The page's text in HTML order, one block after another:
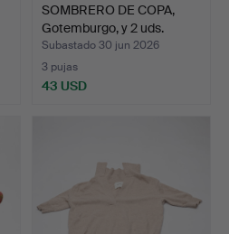
SOMBRERO DE COPA,
Gotemburgo, y 2 uds.
SOM…
Subastado 30 jun 2026
3 pujas
43 USD